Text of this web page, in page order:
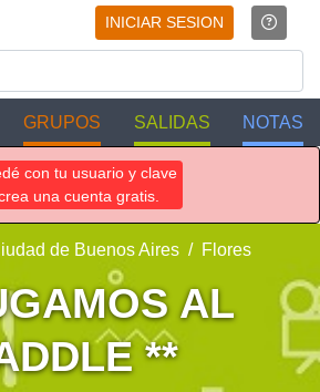
INICIAR SESION
GRUPOS SALIDAS NOTAS
con tu usuario y clave
una cuenta gratis.
de Buenos Aires Flores
AL
**